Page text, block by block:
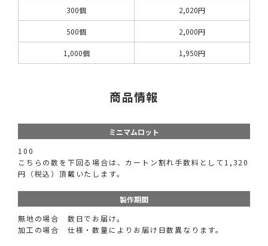
300個 2,020円
500個 2,000円
1,000個 1,950円
商品情報
ミニマムロット
100
こちらの数を下回る場合は、カートン割れ手数料として1,320
円（税込）頂戴いたします。
製作期間
無地の場合 数日でお届け。
加工の場合 仕様・数量によりお届け日数異なります。